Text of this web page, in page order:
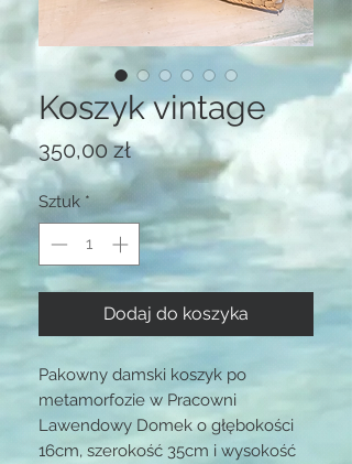
Koszyk vintage
350,00 złCena
Sztuk *
Dodaj do koszyka
Pakowny damski koszyk po
metamorfozie w Pracowni
Lawendowy Domek o głębokości
16cm, szerokość 35cm i wysokość